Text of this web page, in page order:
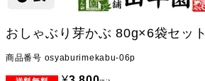
おしゃぶり芽かぶ 80g×6袋セット
商品番号 osyaburimekabu-06p